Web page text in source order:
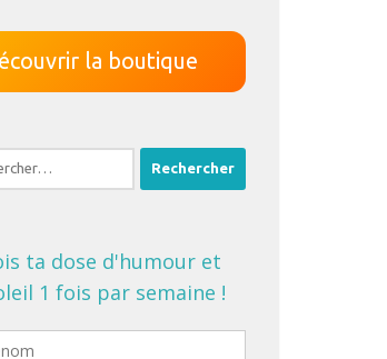
la boutique
: